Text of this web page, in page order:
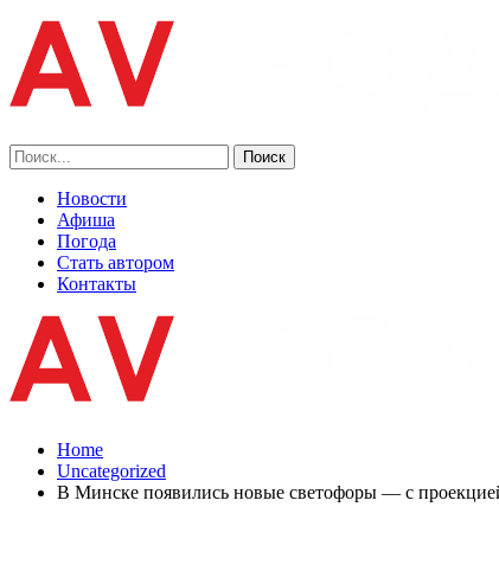
Новости
Афиша
Погода
Стать автором
Контакты
Home
Uncategorized
В Минске появились новые светофоры — с